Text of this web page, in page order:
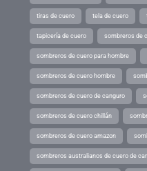
tiras de cuero tela de cuero
tapicería de cuero sombreros de
sombreros de cuero para hombre
sombreros de cuero hombre
sombreros de cuero de canguro
sombreros de cuero chillán
sombreros de cuero amazon
sombreros australianos de cuero de